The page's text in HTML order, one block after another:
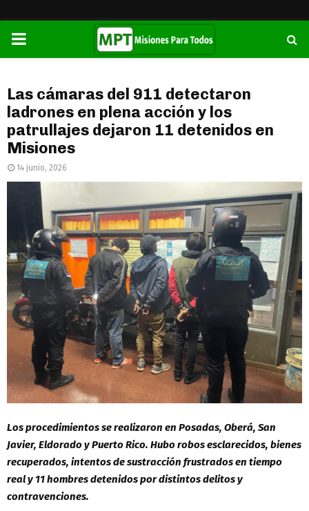
PRIMARY
Las cámaras del 911 detectaron
ladrones en plena acción y los
patrullajes dejaron 11 detenidos en
Misiones
14 junio, 2026
Los procedimientos se realizaron en Posadas, Oberá, San
Javier, Eldorado y Puerto Rico. Hubo robos esclarecidos, bienes
recuperados, intentos de sustracción frustrados en tiempo
real y 11 hombres detenidos por distintos delitos y
contravenciones.